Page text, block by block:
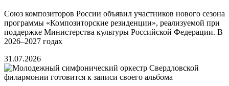
Союз композиторов России объявил участников нового сезона
программы «Композиторские резиденции», реализуемой при
поддержке Министерства культуры Российской Федерации. В
2026–2027 годах
31.07.2026